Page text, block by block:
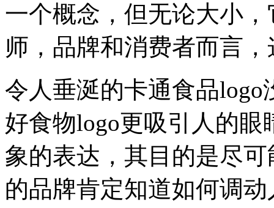
一个概念，但无论大小
师，品牌和消费者而言
令人垂涎的卡通食品
好食物logo更吸引人的
象的表达，其目的是尽
的品牌肯定知道如何调